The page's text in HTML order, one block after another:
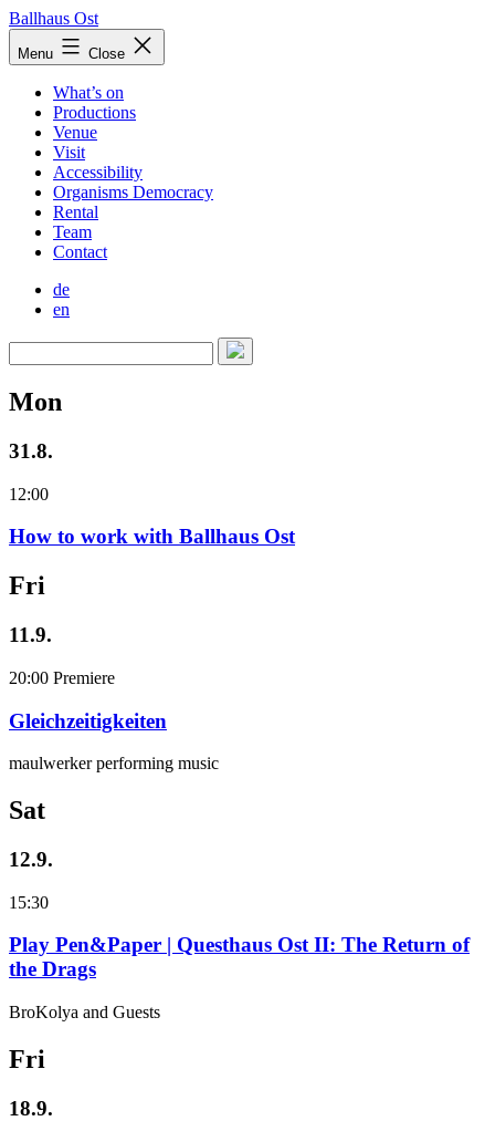
Skip
to
content
Ballhaus Ost
Ballhaus
Ost
Menu Close
What’s on
Productions
Venue
Visit
Accessibility
Organisms Democracy
Rental
Team
Contact
de
en
Mon
31.8.
12:00
How to work with Ballhaus Ost
Fri
11.9.
20:00 Premiere
Gleichzeitigkeiten
maulwerker performing music
Sat
12.9.
15:30
Play Pen&Paper | Questhaus Ost II: The Return of
the Drags
BroKolya and Guests
Fri
18.9.